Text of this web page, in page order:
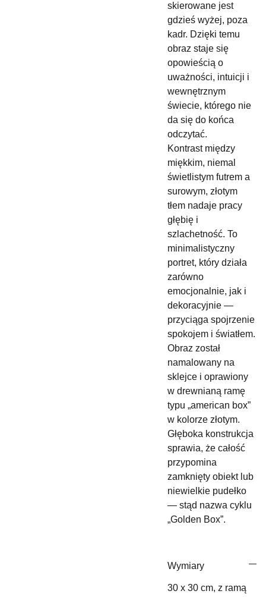
skierowane jest
gdzieś wyżej, poza
kadr. Dzięki temu
obraz staje się
opowieścią o
uważności, intuicji i
wewnętrznym
świecie, którego nie
da się do końca
odczytać.
Kontrast między
miękkim, niemal
świetlistym futrem a
surowym, złotym
tłem nadaje pracy
głębię i
szlachetność. To
minimalistyczny
portret, który działa
zarówno
emocjonalnie, jak i
dekoracyjnie —
przyciąga spojrzenie
spokojem i światłem.
Obraz został
namalowany na
sklejce i oprawiony
w drewnianą ramę
typu „american box”
w kolorze złotym.
Głęboka konstrukcja
sprawia, że całość
przypomina
zamknięty obiekt lub
niewielkie pudełko
— stąd nazwa cyklu
„Golden Box”.
Wymiary
30 x 30 cm, z ramą